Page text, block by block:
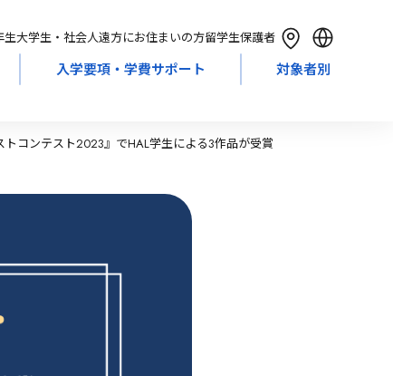
生大学生・社会人遠方にお住まいの方留学生保護者
English
繁體中文
入学要項・学費サポート 対象者別
コンテスト2023』でHAL学生による3作品が受賞